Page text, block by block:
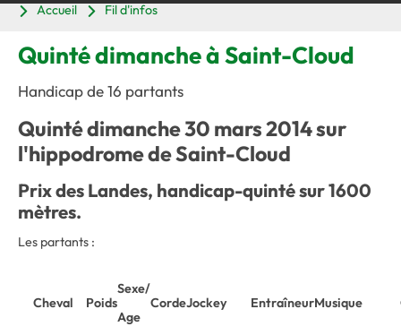
Accueil
Fil d'infos
Quinté dimanche à Saint-Cloud
Handicap de 16 partants
Quinté dimanche 30 mars 2014 sur
l'hippodrome de Saint-Cloud
Prix des Landes, handicap-quinté sur 1600
mètres.
Les partants :
Cheval Poids
Sexe/
Age
CordeJockey EntraîneurMusique